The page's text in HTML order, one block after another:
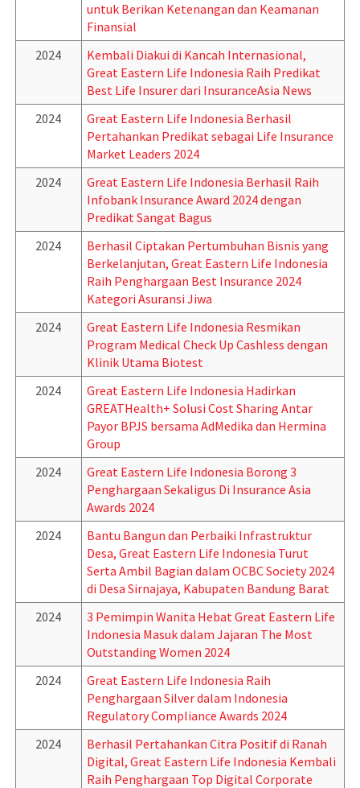
untuk Berikan Ketenangan dan Keamanan
Finansial
2024
Kembali Diakui di Kancah Internasional,
Great Eastern Life Indonesia Raih Predikat
Best Life Insurer dari InsuranceAsia News
2024
Great Eastern Life Indonesia Berhasil
Pertahankan Predikat sebagai Life Insurance
Market Leaders 2024
2024
Great Eastern Life Indonesia Berhasil Raih
Infobank Insurance Award 2024 dengan
Predikat Sangat Bagus
2024
Berhasil Ciptakan Pertumbuhan Bisnis yang
Berkelanjutan, Great Eastern Life Indonesia
Raih Penghargaan Best Insurance 2024
Kategori Asuransi Jiwa
2024
Great Eastern Life Indonesia Resmikan
Program Medical Check Up Cashless dengan
Klinik Utama Biotest
2024
Great Eastern Life Indonesia Hadirkan
GREATHealth+ Solusi Cost Sharing Antar
Payor BPJS bersama AdMedika dan Hermina
Group
2024
Great Eastern Life Indonesia Borong 3
Penghargaan Sekaligus Di Insurance Asia
Awards 2024
2024
Bantu Bangun dan Perbaiki Infrastruktur
Desa, Great Eastern Life Indonesia Turut
Serta Ambil Bagian dalam OCBC Society 2024
di Desa Sirnajaya, Kabupaten Bandung Barat
2024
3 Pemimpin Wanita Hebat Great Eastern Life
Indonesia Masuk dalam Jajaran The Most
Outstanding Women 2024
2024
Great Eastern Life Indonesia Raih
Penghargaan Silver dalam Indonesia
Regulatory Compliance Awards 2024
2024
Berhasil Pertahankan Citra Positif di Ranah
Digital, Great Eastern Life Indonesia Kembali
Raih Penghargaan Top Digital Corporate